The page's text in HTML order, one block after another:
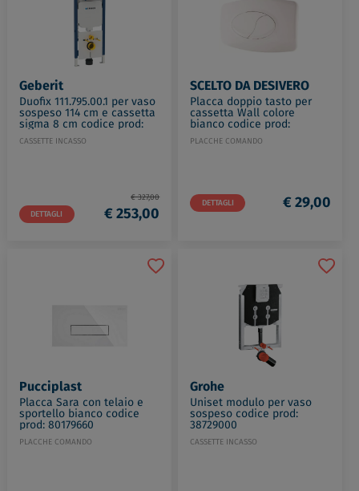
Geberit
Duofix 111.795.00.1 per vaso
sospeso 114 cm e cassetta
sigma 8 cm codice prod:
111.795.00.1
CASSETTE INCASSO
DETTAGLI
€ 327,00
€ 253,00
SCELTO DA DESIVERO
Placca doppio tasto per
cassetta Wall colore
bianco codice prod:
DSV09068
PLACCHE COMANDO
DETTAGLI € 29,00
Pucciplast
Placca Sara con telaio e
sportello bianco codice
prod: 80179660
PLACCHE COMANDO
Grohe
Uniset modulo per vaso
sospeso codice prod:
38729000
CASSETTE INCASSO